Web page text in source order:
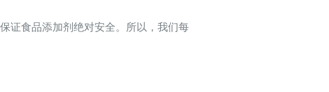
证食品添加剂绝对安全。所以，我们每